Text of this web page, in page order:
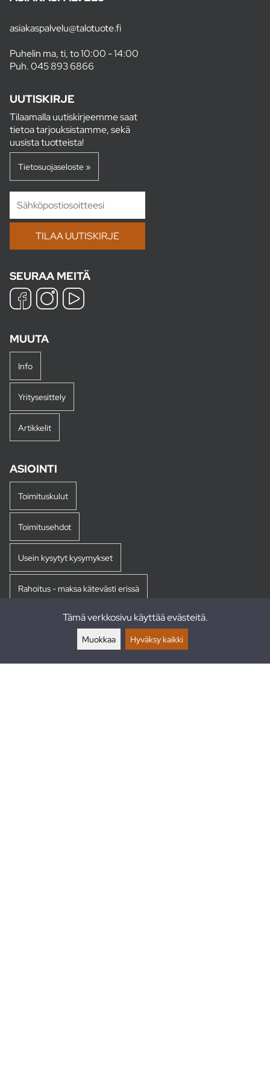
asiakaspalvelu@talotuote.fi
Puhelin ma, ti, to 10:00 - 14:00
Puh.045 893 6866
UUTISKIRJE
Tilaamalla uutiskirjeemme saat
tietoa tarjouksistamme, sekä
uusista tuotteista!
Tietosuojaseloste »
SEURAA MEITÄ
MUUTA
Info
Yritysesittely
Artikkelit
ASIOINTI
Toimituskulut
Toimitusehdot
Usein kysytyt kysymykset
Rahoitus - maksa kätevästi erissä
Tämä verkkosivu käyttää evästeitä.
Muokkaa Hyväksy kaikki